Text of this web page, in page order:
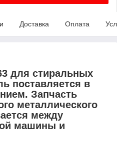
Доставка Оплата
для стиральных
поставляется в
Запчасть
металлического
между
машины и